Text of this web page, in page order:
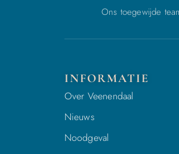
Ons toegewijde
INFORMATIE
Over Veenendaal
Nieuws
Noodgeval